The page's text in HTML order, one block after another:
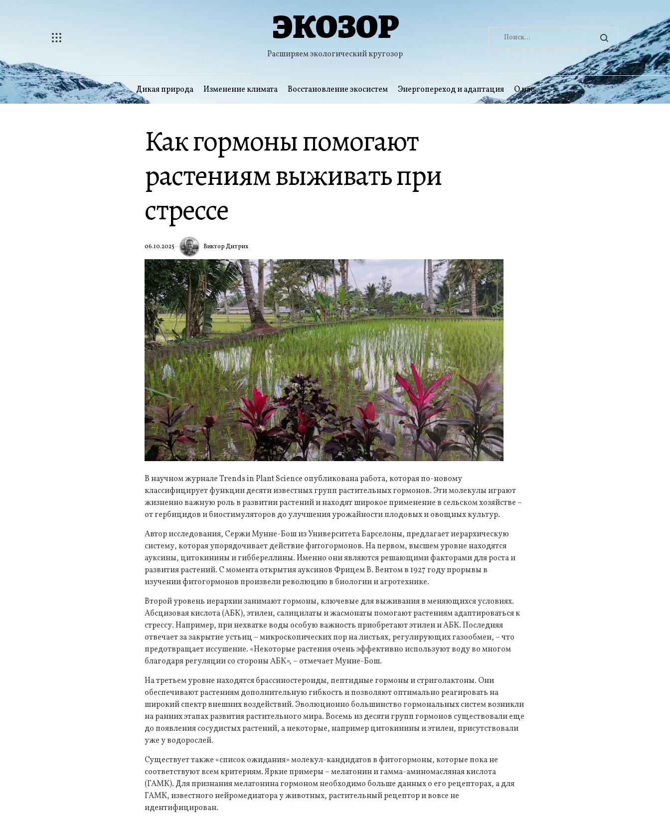
ЭКОЗОР
Расширяем экологический кругозор
Найти:
Дикая природа Изменение климата Восстановление экосистем Энергопереход и адаптация О нас
Как гормоны помогают
растениям выживать при
стрессе
06.10.2025 Виктор Дитрих
В научном журнале Trends in Plant Science опубликована работа, которая по-новому
классифицирует функции десяти известных групп растительных гормонов. Эти молекулы играют
жизненно важную роль в развитии растений и находят широкое применение в сельском хозяйстве –
от гербицидов и биостимуляторов до улучшения урожайности плодовых и овощных культур.
Автор исследования, Сержи Мунне-Бош из Университета Барселоны, предлагает иерархическую
систему, которая упорядочивает действие фитогормонов. На первом, высшем уровне находятся
ауксины, цитокинины и гиббереллины. Именно они являются решающими факторами для роста и
развития растений. С момента открытия ауксинов Фрицем В. Вентом в 1927 году прорывы в
изучении фитогормонов произвели революцию в биологии и агротехнике.
Второй уровень иерархии занимают гормоны, ключевые для выживания в меняющихся условиях.
Абсцизовая кислота (АБК), этилен, салицилаты и жасмонаты помогают растениям адаптироваться к
стрессу. Например, при нехватке воды особую важность приобретают этилен и АБК. Последняя
отвечает за закрытие устьиц – микроскопических пор на листьях, регулирующих газообмен, – что
предотвращает иссушение. «Некоторые растения очень эффективно используют воду во многом
благодаря регуляции со стороны АБК», – отмечает Мунне-Бош.
На третьем уровне находятся брассиностероиды, пептидные гормоны и стриголактоны. Они
обеспечивают растениям дополнительную гибкость и позволяют оптимально реагировать на
широкий спектр внешних воздействий. Эволюционно большинство гормональных систем возникли
на ранних этапах развития растительного мира. Восемь из десяти групп гормонов существовали еще
до появления сосудистых растений, а некоторые, например цитокинины и этилен, присутствовали
уже у водорослей.
Существует также «список ожидания» молекул-кандидатов в фитогормоны, которые пока не
соответствуют всем критериям. Яркие примеры – мелатонин и гамма-аминомасляная кислота
(ГАМК). Для признания мелатонина гормоном необходимо больше данных о его рецепторах, а для
ГАМК, известного нейромедиатора у животных, растительный рецептор и вовсе не
идентифицирован.